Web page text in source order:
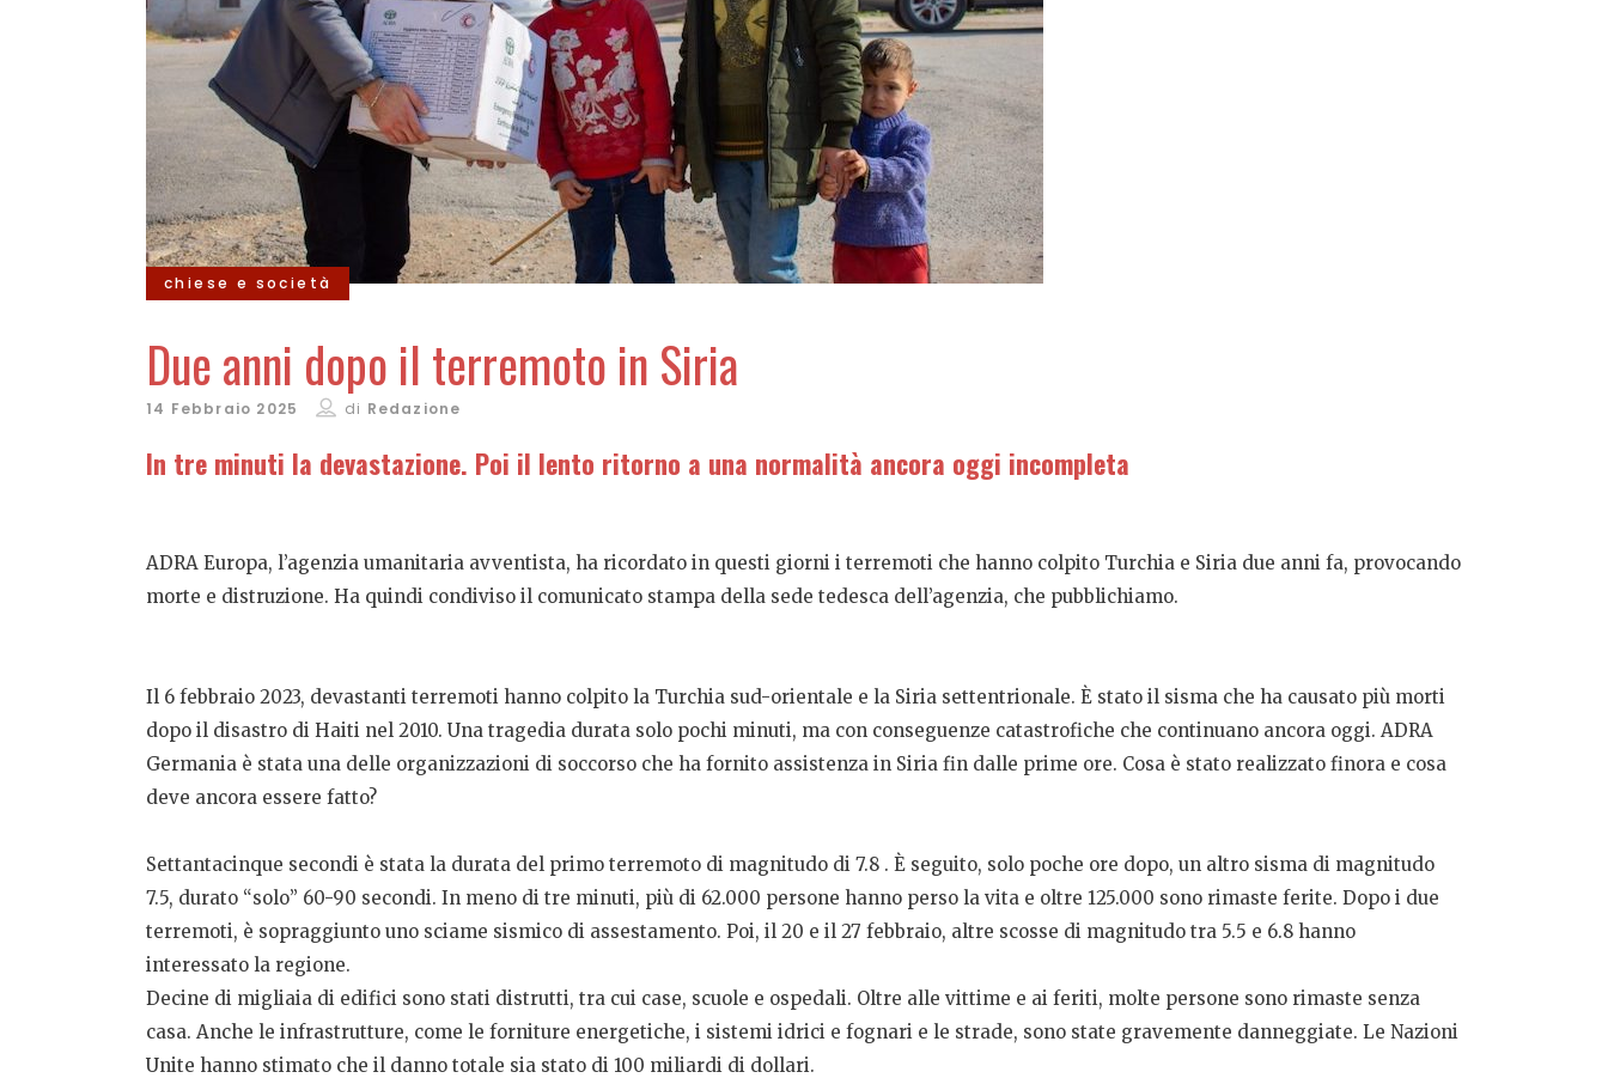
chiese e società
Due anni dopo il terremoto in Siria
14 Febbraio 2025 di Redazione
In tre minuti la devastazione. Poi il lento ritorno a una normalità ancora oggi incompleta
ADRA Europa, l’agenzia umanitaria avventista, ha ricordato in questi giorni i terremoti che hanno colpito Turchia e Siria due anni fa, provocando
morte e distruzione. Ha quindi condiviso il comunicato stampa della sede tedesca dell’agenzia, che pubblichiamo.
Il 6 febbraio 2023, devastanti terremoti hanno colpito la Turchia sud-orientale e la Siria settentrionale. È stato il sisma che ha causato più morti
dopo il disastro di Haiti nel 2010. Una tragedia durata solo pochi minuti, ma con conseguenze catastrofiche che continuano ancora oggi. ADRA
Germania è stata una delle organizzazioni di soccorso che ha fornito assistenza in Siria fin dalle prime ore. Cosa è stato realizzato finora e cosa
deve ancora essere fatto?
Settantacinque secondi è stata la durata del primo terremoto di magnitudo di 7.8 . È seguito, solo poche ore dopo, un altro sisma di magnitudo
7.5, durato “solo” 60-90 secondi. In meno di tre minuti, più di 62.000 persone hanno perso la vita e oltre 125.000 sono rimaste ferite. Dopo i due
terremoti, è sopraggiunto uno sciame sismico di assestamento. Poi, il 20 e il 27 febbraio, altre scosse di magnitudo tra 5.5 e 6.8 hanno
interessato la regione.
Decine di migliaia di edifici sono stati distrutti, tra cui case, scuole e ospedali. Oltre alle vittime e ai feriti, molte persone sono rimaste senza
casa. Anche le infrastrutture, come le forniture energetiche, i sistemi idrici e fognari e le strade, sono state gravemente danneggiate. Le Nazioni
Unite hanno stimato che il danno totale sia stato di 100 miliardi di dollari.